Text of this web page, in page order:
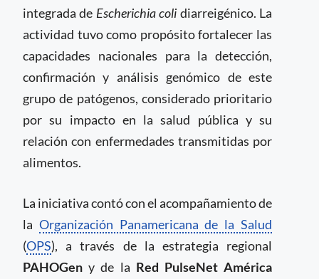
integrada de Escherichia coli diarreigénico. La
actividad tuvo como propósito fortalecer las
capacidades nacionales para la detección,
confirmación y análisis genómico de este
grupo de patógenos, considerado prioritario
por su impacto en la salud pública y su
relación con enfermedades transmitidas por
alimentos.
La iniciativa contó con el acompañamiento de
la Organización Panamericana de la Salud
(OPS), a través de la estrategia regional
PAHOGen y de la Red PulseNet América